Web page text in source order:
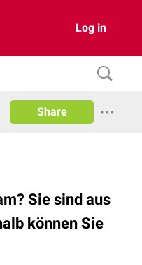
Log in
Share
Sie sind aus
können Sie